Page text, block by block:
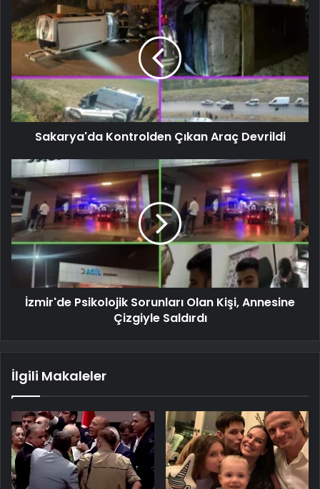
Sakarya'da Kontrolden Çıkan Araç Devrildi
İzmir'de Psikolojik Sorunları Olan Kişi, Annesine
Çizgiyle Saldırdı
İlgili Makaleler